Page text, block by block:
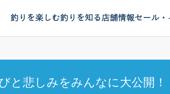
釣りを楽しむ釣りを知る店舗情報セール・
と悲しみをみんなに大公開！